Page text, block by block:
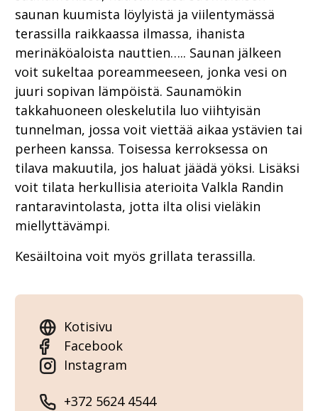
saunan kuumista löylyistä ja viilentymässä
terassilla raikkaassa ilmassa, ihanista
merinäköaloista nauttien….. Saunan jälkeen
voit sukeltaa poreammeeseen, jonka vesi on
juuri sopivan lämpöistä. Saunamökin
takkahuoneen oleskelutila luo viihtyisän
tunnelman, jossa voit viettää aikaa ystävien tai
perheen kanssa. Toisessa kerroksessa on
tilava makuutila, jos haluat jäädä yöksi. Lisäksi
voit tilata herkullisia aterioita Valkla Randin
rantaravintolasta, jotta ilta olisi vieläkin
miellyttävämpi.
Kesäiltoina voit myös grillata terassilla.
Kotisivu
Facebook
Instagram
+372 5624 4544